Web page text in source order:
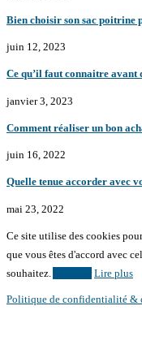
Bien choisir son sac poitrine
juin 12, 2023
Ce qu’il faut connaitre avant
janvier 3, 2023
Comment réaliser un bon
juin 16, 2022
Quelle tenue accorder avec
mai 23, 2022
Ce site utilise des cookies
que vous êtes d'accord avec
souhaitez.
Lire plus
Politique de confidentialité &